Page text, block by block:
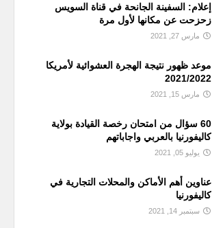
إعلام: السفينة الجانحة في قناة السويس
زحزحت عن مكانها لأول مرة
مارس 27, 2021
موعد ظهور نتيجة الهجرة العشوائية لأمريكا
2021/2022
مارس 15, 2021
60 سؤال من امتحان رخصة القيادة بولاية
كاليفورنيا بالعربي واجاباتهم
يوليو 05, 2021
عناوين أهم الأماكن والمحلات التجارية في
كاليفورنيا
سبتمبر 14, 2021